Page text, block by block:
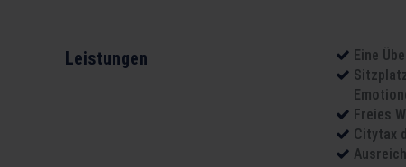
Leistungen
Eine
Freies
Citytax